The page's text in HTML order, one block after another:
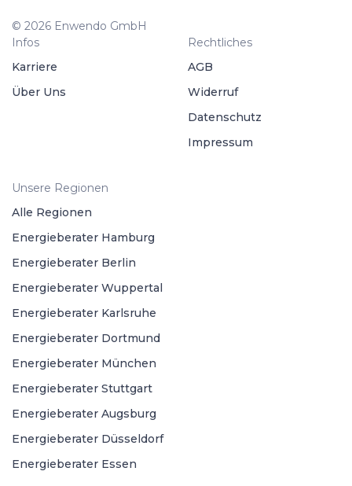
© 2026 Enwendo GmbH
Infos
Karriere
Über Uns
Rechtliches
AGB
Widerruf
Datenschutz
Impressum
Unsere Regionen
Alle Regionen
Energieberater Hamburg
Energieberater Berlin
Energieberater Wuppertal
Energieberater Karlsruhe
Energieberater Dortmund
Energieberater München
Energieberater Stuttgart
Energieberater Augsburg
Energieberater Düsseldorf
Energieberater Essen